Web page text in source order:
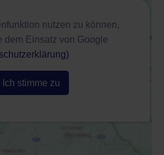
nutzen zu können,
dem Einsatz von Google
Ich stimme zu